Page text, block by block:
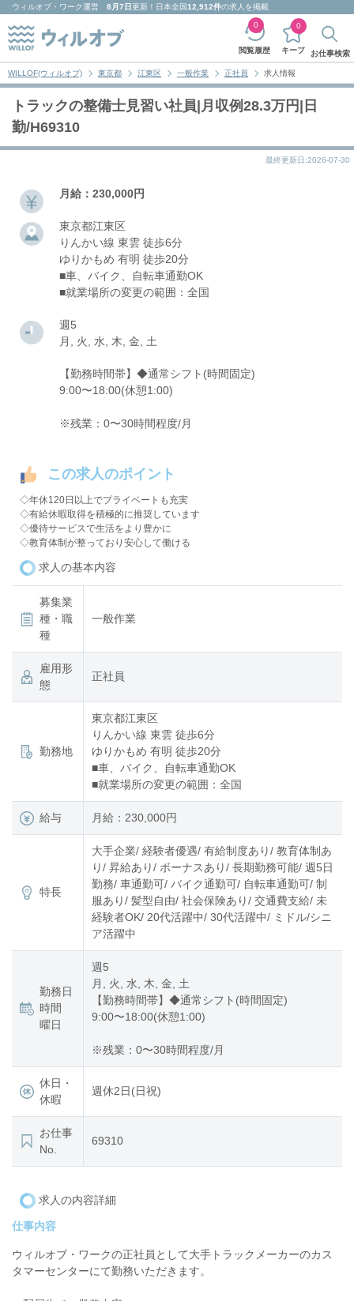
ウィルオブ・ワーク運営 8月7日更新！日本全国12,912件の求人を掲載
閲覧履歴
0
キープ
0
お仕事検索
WILLOF(ウィルオブ) 東京都 江東区 一般作業 正社員 求人情報
トラックの整備士見習い社員|月収例28.3万円|日
勤/H69310
最終更新日:2026-07-30
月給：230,000円
東京都江東区
りんかい線 東雲 徒歩6分
ゆりかもめ 有明 徒歩20分
■車、バイク、自転車通勤OK
■就業場所の変更の範囲：全国
週5
月, 火, 水, 木, 金, 土
【勤務時間帯】◆通常シフト(時間固定)
9:00〜18:00(休憩1:00)
※残業：0〜30時間程度/月
この求人のポイント
◇年休120日以上でプライベートも充実
◇有給休暇取得を積極的に推奨しています
◇優待サービスで生活をより豊かに
◇教育体制が整っており安心して働ける
求人の基本内容
募集業
種・職
種
一般作業
雇用形
態
正社員
勤務地
東京都江東区
りんかい線 東雲 徒歩6分
ゆりかもめ 有明 徒歩20分
■車、バイク、自転車通勤OK
■就業場所の変更の範囲：全国
給与 月給：230,000円
特長
大手企業/ 経験者優遇/ 有給制度あり/ 教育体制あ
り/ 昇給あり/ ボーナスあり/ 長期勤務可能/ 週5日
勤務/ 車通勤可/ バイク通勤可/ 自転車通勤可/ 制
服あり/ 髪型自由/ 社会保険あり/ 交通費支給/ 未
経験者OK/ 20代活躍中/ 30代活躍中/ ミドル/シニ
ア活躍中
勤務日
時間
曜日
週5
月, 火, 水, 木, 金, 土
【勤務時間帯】◆通常シフト(時間固定)
9:00〜18:00(休憩1:00)
※残業：0〜30時間程度/月
休日・
休暇
週休2日(日祝)
お仕事
No.
69310
求人の内容詳細
仕事内容
ウィルオブ・ワークの正社員として大手トラックメーカーのカス
タマーセンターにて勤務いただきます。